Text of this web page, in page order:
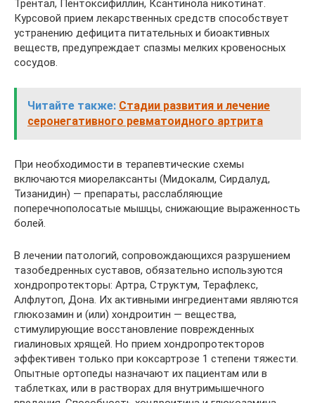
Трентал, Пентоксифиллин, Ксантинола никотинат.
Курсовой прием лекарственных средств способствует
устранению дефицита питательных и биоактивных
веществ, предупреждает спазмы мелких кровеносных
сосудов.
Читайте также: Стадии развития и лечение
серонегативного ревматоидного артрита
При необходимости в терапевтические схемы
включаются миорелаксанты (Мидокалм, Сирдалуд,
Тизанидин) — препараты, расслабляющие
поперечнополосатые мышцы, снижающие выраженность
болей.
В лечении патологий, сопровождающихся разрушением
тазобедренных суставов, обязательно используются
хондропротекторы: Артра, Структум, Терафлекс,
Алфлутоп, Дона. Их активными ингредиентами являются
глюкозамин и (или) хондроитин — вещества,
стимулирующие восстановление поврежденных
гиалиновых хрящей. Но прием хондропротекторов
эффективен только при коксартрозе 1 степени тяжести.
Опытные ортопеды назначают их пациентам или в
таблетках, или в растворах для внутримышечного